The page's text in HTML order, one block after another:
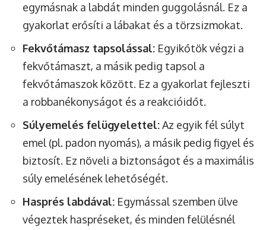
egymásnak a labdát minden guggolásnál. Ez a
gyakorlat erősíti a lábakat és a törzsizmokat.
Fekvőtámasz tapsolással: Egyikőtök végzi a
fekvőtámaszt, a másik pedig tapsol a
fekvőtámaszok között. Ez a gyakorlat fejleszti
a robbanékonyságot és a reakcióidőt.
Súlyemelés felügyelettel:Az egyik fél súlyt
emel (pl. padon nyomás), a másik pedig figyel és
biztosít. Ez növeli a biztonságot és a maximális
súly emelésének lehetőségét.
Hasprés labdával: Egymással szemben ülve
végeztek haspréseket, és minden felülésnél